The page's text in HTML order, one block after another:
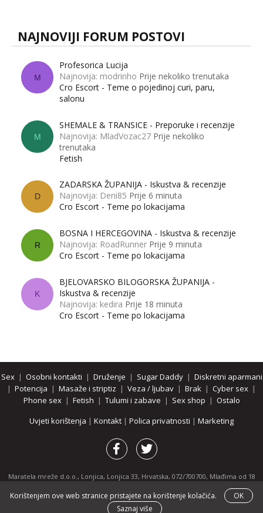
NAJNOVIJI FORUM POSTOVI
M
Profesorica Lucija
Najnovija: modrinho Prije nekoliko trenutaka
Cro Escort - Teme o pojedinoj curi, paru,
salonu
M
SHEMALE & TRANSICE - Preporuke i recenzije
Najnovija: MladVozac27 Prije nekoliko
trenutaka
Fetish
D
ZADARSKA ŽUPANIJA - Iskustva & recenzije
Najnovija: Deni85 Prije 6 minuta
Cro Escort - Teme po lokacijama
R
BOSNA I HERCEGOVINA - Iskustva & recenzije
Najnovija: RoadRunner Prije 9 minuta
Cro Escort - Teme po lokacijama
K
BJELOVARSKO BILOGORSKA ŽUPANIJA -
Iskustva & recenzije
Najnovija: kedira Prije 18 minuta
Cro Escort - Teme po lokacijama
Sex| Osobni kontakti | Druženje | Sugar Daddy| Diskretni aparmani
| Potencija | Masaže i striptiz | Veza / ljubav | Brak | Cyber sex |
Phone sex| Fetish | Tulumi i zabave | Sex shop | Ostalo
Uvjeti korištenja | Kontakt | Polica privatnosti | Marketing
Maratela mreže d.o.o., Lonjica, Lonjica 33, Hrvatska, 072/700700, Mlađima od 18
godina zabranjeno je pregledavanje stranice i svih njenih dijelova.
Partnerski portali:osobnikontakti.com|hotline.hr|ThePornDude.com
Korištenjem ove web stranice pristajete na korištenje kolačića.
OK
Saznaj više